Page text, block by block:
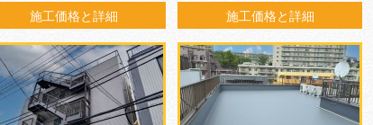
施工価格と詳細 施工価格と詳細